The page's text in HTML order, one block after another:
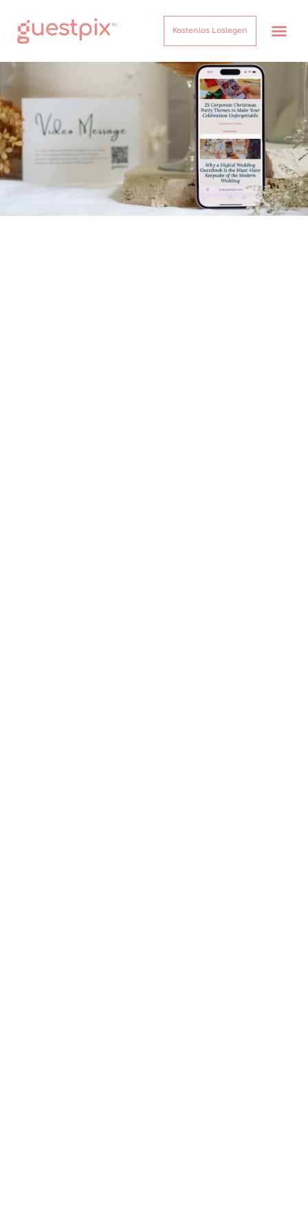
Kostenlos Loslegen